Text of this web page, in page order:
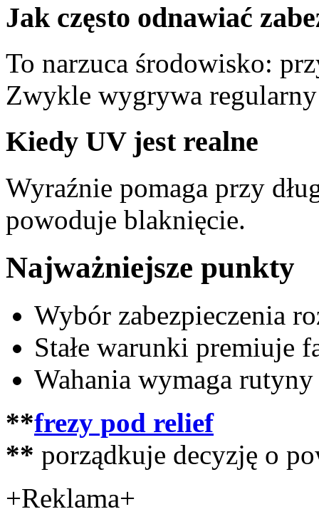
Jak często odnawiać
To narzuca środowisko:
Zwykle wygrywa
Kiedy UV jest realne
Wyraźnie pomaga przy
powoduje blaknięcie.
Najważniejsze punkty
Wybór zabezpieczenia
Stałe warunki premiuje
Wahania wymaga
**frezy pod relief
** porządkuje decyzję o
+Reklama+